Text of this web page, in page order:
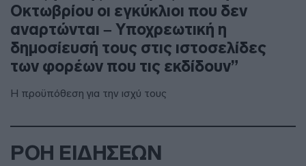
Οκτωβρίου οι εγκύκλιοι που δεν
αναρτώνται – Υποχρεωτική η
δημοσίευσή τους στις ιστοσελίδες
των φορέων που τις εκδίδουν”
Η προϋπόθεση για την ισχύ τους
ΡΟΗ ΕΙΔΗΣΕΩΝ